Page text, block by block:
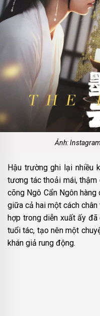
Ảnh:
Hậu trường ghi lại nhiều
tương tác thoải mái,
cõng Ngô Cẩn Ngôn
giữa cả hai một cách
hợp trong diễn xuất ấy
tuổi tác, tạo nên một
khán giả rung động.